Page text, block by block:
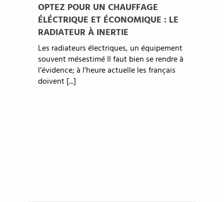
OPTEZ POUR UN CHAUFFAGE
ÉLÉCTRIQUE ET ÉCONOMIQUE : LE
RADIATEUR À INERTIE
Les radiateurs électriques, un équipement
souvent mésestimé Il faut bien se rendre à
l’évidence; à l’heure actuelle les français
doivent [...]